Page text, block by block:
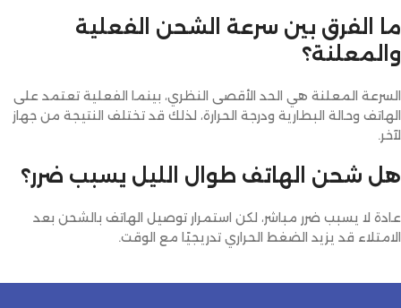
ما الفرق بين سرعة الشحن الفعلية
والمعلنة؟
السرعة المعلنة هي الحد الأقصى النظري، بينما الفعلية تعتمد على
الهاتف وحالة البطارية ودرجة الحرارة، لذلك قد تختلف النتيجة من جهاز
لآخر.
هل شحن الهاتف طوال الليل يسبب ضرر؟
عادة لا يسبب ضرر مباشر، لكن استمرار توصيل الهاتف بالشحن بعد
الامتلاء قد يزيد الضغط الحراري تدريجيًا مع الوقت.